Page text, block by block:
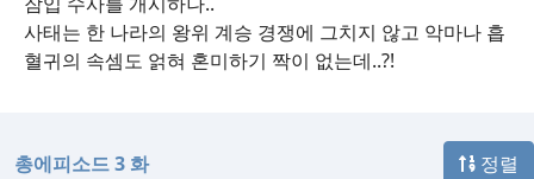
사태는 한 나라의 왕위 계승 경쟁에 그치지 않고 악마나 흡
혈귀의 속셈도 얽혀 혼미하기 짝이 없는데..?!
총에피소드 3 화 정렬